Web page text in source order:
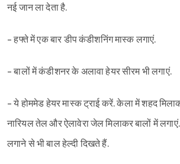
नई जान ला देता है.
- हफ्ते में एक बार डीप कंडीशनिंग मास्क लगाएं.
- बालों में कंडीशनर के अलावा हेयर सीरम भी लगाएं.
- ये होममेड हेयर मास्क ट्राई करें. केला में शहद
नारियल तेल और ऐलावेरा जेल मिलाकर बालों में
लगाने से भी बाल हेल्दी दिखते हैं.